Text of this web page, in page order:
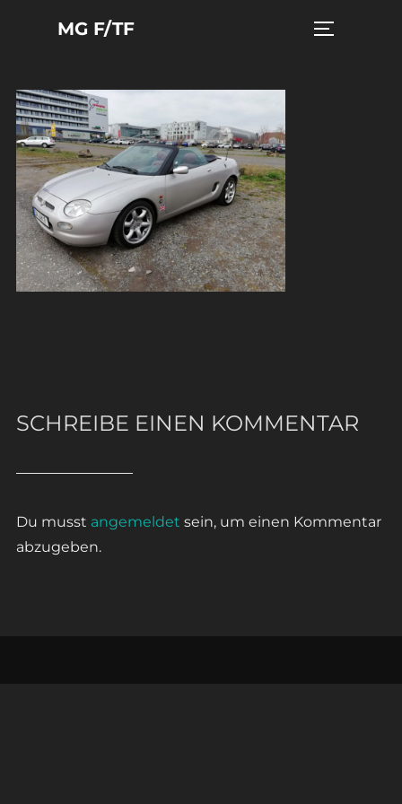
MG F/TF
SCHREIBE EINEN KOMMENTAR
Du musst angemeldet sein, um einen Kommentar
abzugeben.